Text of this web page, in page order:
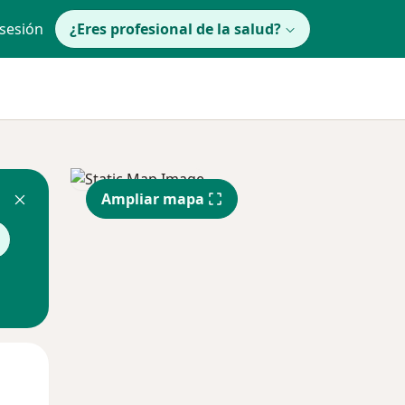
¿Eres profesional de la salud?
Ampliar mapa